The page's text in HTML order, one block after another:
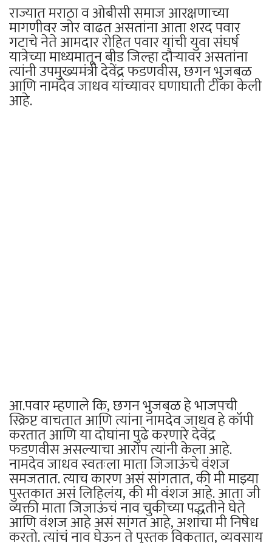
राज्यात मराठा व ओबीसी समाज आरक्षणाच्या
मागणीवर जोर वाढत असतांना आता शरद पवार
गटाचे नेते आमदार रोहित पवार यांची युवा संघर्ष
यात्रेच्या माध्यमातून बीड जिल्हा दौऱ्यावर असतांना
त्यांनी उपमुख्यमंत्री देवेंद्र फडणवीस, छगन भुजबळ
आणि नामदेव जाधव यांच्यावर घणाघाती टीका केली
आहे.
आ.पवार म्हणाले कि, छगन भुजबळ हे भाजपची
स्क्रिप्ट वाचतात आणि त्यांना नामदेव जाधव हे कॉपी
करतात आणि या दोघांना पुढे करणारे देवेंद्र
फडणवीस असल्याचा आरोप त्यांनी केला आहे.
नामदेव जाधव स्वतःला माता जिजाऊंचे वंशज
समजतात. त्याच कारण असं सांगतात, की मी माझ्या
पुस्तकात असं लिहिलंय, की मी वंशज आहे. आता जी
व्यक्ती माता जिजाऊंचं नाव चुकीच्या पद्धतीने घेते
आणि वंशज आहे असं सांगत आहे, अशांचा मी निषेध
करतो. त्यांचं नाव घेऊन ते पुस्तक विकतात, व्यवसाय